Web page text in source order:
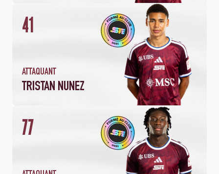
41
ATTAQUANT
TRISTAN NUNEZ
2 11
MINUTES JOUÉES
77
MATCHS MINUTES JOUÉES
1